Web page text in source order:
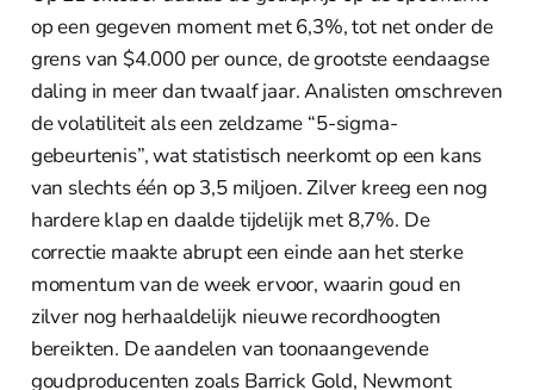
op een gegeven moment met 6,3%, tot net onder de
grens van $4.000 per ounce, de grootste eendaagse
daling in meer dan twaalf jaar. Analisten omschreven
de volatiliteit als een zeldzame “5-sigma-
gebeurtenis”, wat statistisch neerkomt op een kans
van slechts één op 3,5 miljoen. Zilver kreeg een nog
hardere klap en daalde tijdelijk met 8,7%. De
correctie maakte abrupt een einde aan het sterke
momentum van de week ervoor, waarin goud en
zilver nog herhaaldelijk nieuwe recordhoogten
bereikten. De aandelen van toonaangevende
goudproducenten zoals Barrick Gold, Newmont